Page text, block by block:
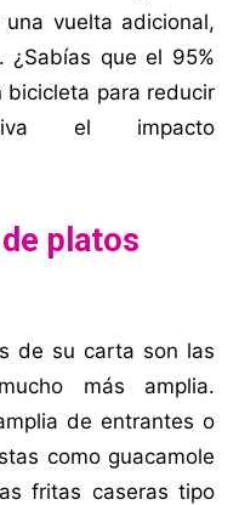
vuelta adicional,
¿Sabías que el 95%
para reducir
el impacto
platos
de su carta son las
más amplia.
de entrantes o
como guacamole
fritas caseras tipo